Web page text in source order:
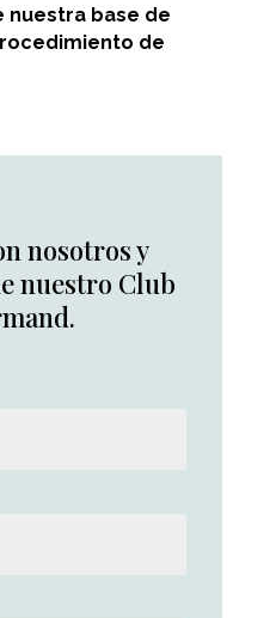
base de
de
nosotros y
nuestro Club